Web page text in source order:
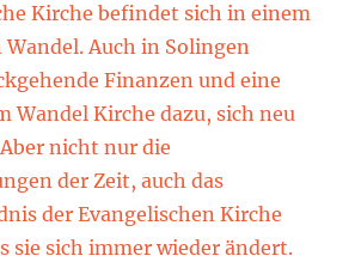
Kirche befindet sich in einem
Auch in Solingen
Finanzen und eine
Wandel Kirche dazu, sich neu
nicht nur die
der Zeit, auch das
der Evangelischen Kirche
sie sich immer wieder ändert.